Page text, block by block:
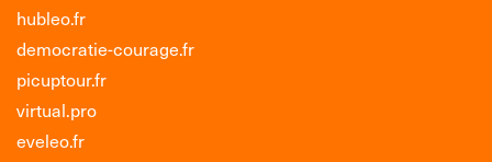
hubleo.fr
democratie-courage.fr
picuptour.fr
virtual.pro
eveleo.fr